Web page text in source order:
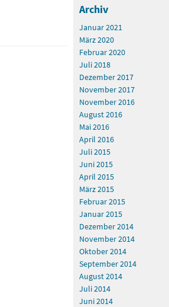
Archiv
Januar 2021
März 2020
Februar 2020
Juli 2018
Dezember 2017
November 2017
November 2016
August 2016
Mai 2016
April 2016
Juli 2015
Juni 2015
April 2015
März 2015
Februar 2015
Januar 2015
Dezember 2014
November 2014
Oktober 2014
September 2014
August 2014
Juli 2014
Juni 2014